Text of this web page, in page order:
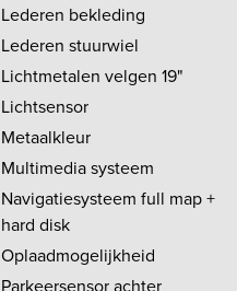
Lederen bekleding
Lederen stuurwiel
Lichtmetalen velgen 19"
Lichtsensor
Metaalkleur
Multimedia systeem
Navigatiesysteem full map +
hard disk
Oplaadmogelijkheid
Parkeersensor achter